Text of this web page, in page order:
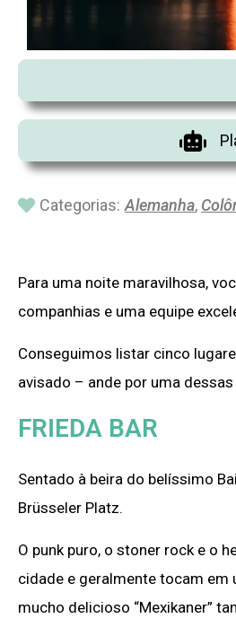
Categorias: Alemanha,
Para uma noite maravilhosa,
companhias e uma equipe
Conseguimos listar cinco
avisado – ande por uma
FRIEDA BAR
Sentado à beira do belíssimo
Brüsseler Platz.
O punk puro, o stoner rock e o
cidade e geralmente tocam em
mucho delicioso “Mexikaner”